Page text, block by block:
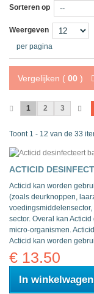
Sorteren op
Weergeven
per pagina
Vergelijken ( 00 )
1 2 3
Toont 1 - 12 van de 33
ACTICID
Acticid kan worden
(zoals deurknoppen,
sector. Overal kan
micro-organismen.
Acticid kan worden
€ 13.50
In winkelwagen